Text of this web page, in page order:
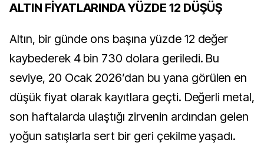
ALTIN FİYATLARINDA YÜZDE 12 DÜŞÜŞ
Altın, bir günde ons başına yüzde 12 değer
kaybederek 4 bin 730 dolara geriledi. Bu
seviye, 20 Ocak 2026’dan bu yana görülen en
düşük fiyat olarak kayıtlara geçti. Değerli metal,
son haftalarda ulaştığı zirvenin ardından gelen
yoğun satışlarla sert bir geri çekilme yaşadı.